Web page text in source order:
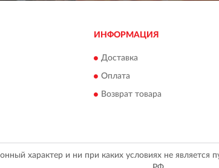
ИНФОРМАЦИЯ
Доставка
Оплата
Возврат товара
характер и ни при каких условиях не